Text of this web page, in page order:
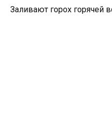
Заливают горох горячей